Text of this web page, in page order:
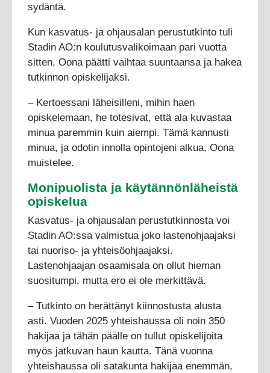
sydäntä.
Kun kasvatus- ja ohjausalan perustutkinto tuli
Stadin AO:n koulutusvalikoimaan pari vuotta
sitten, Oona päätti vaihtaa suuntaansa ja hakea
tutkinnon opiskelijaksi.
– Kertoessani läheisilleni, mihin haen
opiskelemaan, he totesivat, että ala kuvastaa
minua paremmin kuin aiempi. Tämä kannusti
minua, ja odotin innolla opintojeni alkua, Oona
muistelee.
Monipuolista ja käytännönläheistä
opiskelua
Kasvatus- ja ohjausalan perustutkinnosta voi
Stadin AO:ssa valmistua joko lastenohjaajaksi
tai nuoriso- ja yhteisöohjaajaksi.
Lastenohjaajan osaamisala on ollut hieman
suositumpi, mutta ero ei ole merkittävä.
– Tutkinto on herättänyt kiinnostusta alusta
asti. Vuoden 2025 yhteishaussa oli noin 350
hakijaa ja tähän päälle on tullut opiskelijoita
myös jatkuvan haun kautta. Tänä vuonna
yhteishaussa oli satakunta hakijaa enemmän,